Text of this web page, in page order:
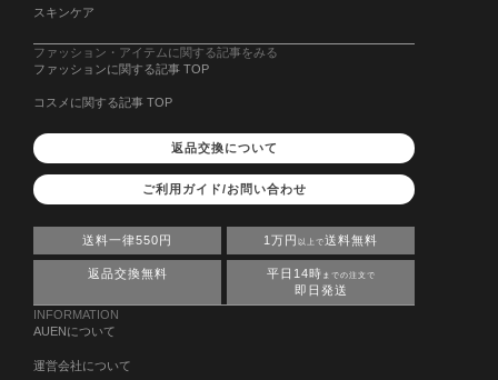
スキンケア
ファッション・アイテムに関する記事をみる
ファッションに関する記事 TOP
コスメに関する記事 TOP
返品交換について
ご利用ガイド/お問い合わせ
送料一律550円 1万円 以上で送料無料
返品交換無料 平日14時 までの注文で
即日発送
INFORMATION
AUENについて
運営会社について